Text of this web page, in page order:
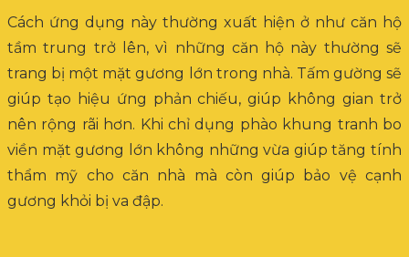
Cách ứng dụng này thường xuất hiện ở như căn hộ
tầm trung trở lên, vì những căn hộ này thường sẽ
trang bị một mặt gương lớn trong nhà. Tấm gường sẽ
giúp tạo hiệu ứng phản chiếu, giúp không gian trở
nên rộng rãi hơn. Khi chỉ dụng phào khung tranh bo
viền mặt gương lớn không những vừa giúp tăng tính
thẩm mỹ cho căn nhà mà còn giúp bảo vệ cạnh
gương khỏi bị va đập.